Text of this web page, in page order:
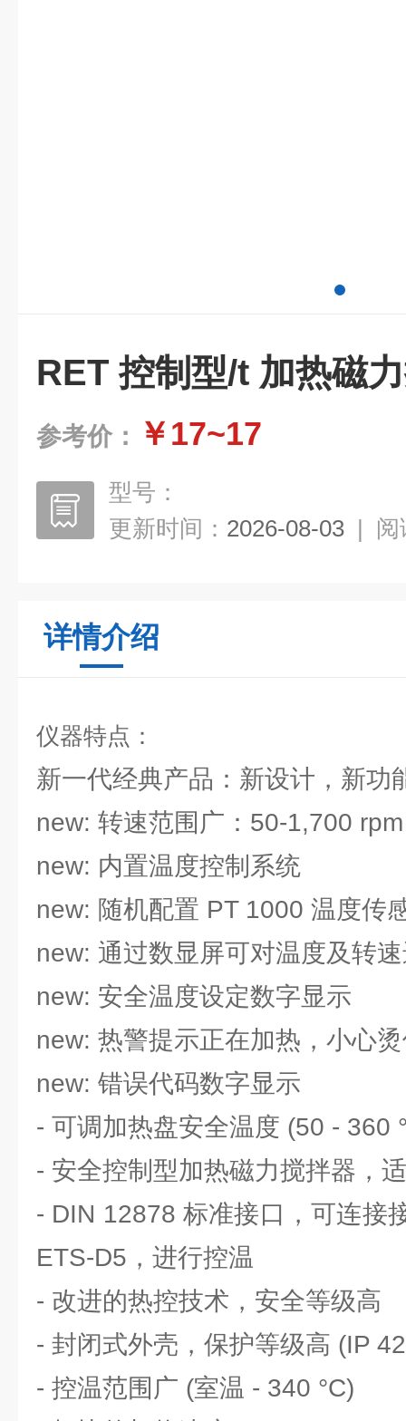
RET 控制型/t 加热磁
参考价： ￥17~17
型号：
更新时间： 2026-08-03 | 阅
详情介绍
仪器特点：
新一代经典产品：新设计，新功
new: 转速范围广：50-1,700 rpm
new: 内置温度控制系统
new: 随机配置 PT 1000 温度传
new: 通过数显屏可对温度及转
new: 安全温度设定数字显示
new: 热警提示正在加热，小心
new: 错误代码数字显示
- 可调加热盘安全温度 (50 - 360
- 安全控制型加热磁力搅拌器，
- DIN 12878 标准接口，可连接
ETS-D5，进行控温
- 改进的热控技术，安全等级高
- 封闭式外壳，保护等级高 (IP
- 控温范围广 (室温 - 340 °C)